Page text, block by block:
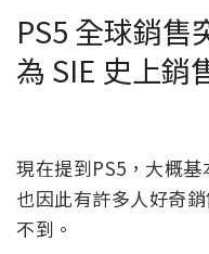
PS5 全球銷售
為 SIE 史上銷
現在提到PS5，大概基
也因此有許多人好奇
不到。